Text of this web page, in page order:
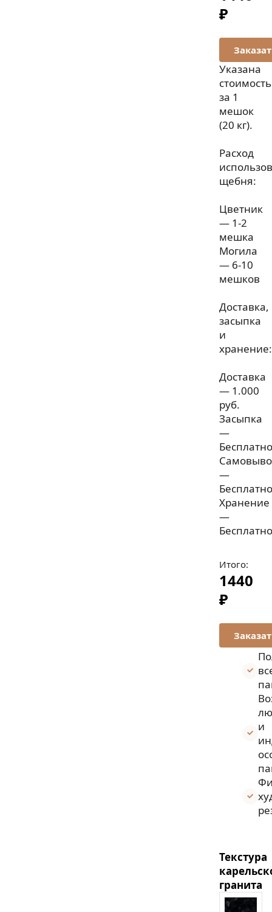
₽
Указана
стоимость
за 1
мешок
(20 кг).
Расход
щебня:
Цветник
— 1-2
мешка
Могила
— 6-10
мешков
Доставка,
засыпка
и
хранение:
Доставка
— 1.000
руб.
Засыпка
—
Бесплатно
—
Бесплатно
Хранение
—
Бесплатно
Итого:
1440
₽
и
Текстура
гранита